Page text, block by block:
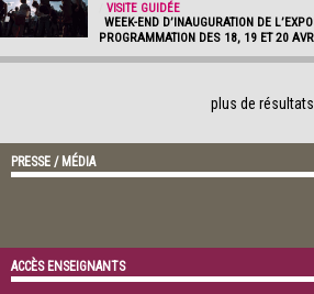
VISITE GUIDÉE
WEEK-END D’INAUGURATION DE
PROGRAMMATION DES 18, 19 ET 20
plus de résultats
PRESSE / MÉDIA
ACCÈS ENSEIGNANTS